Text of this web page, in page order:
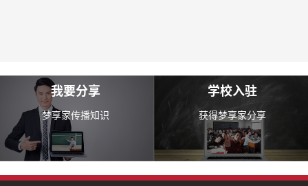
我要分享
梦享家传播知识
学校入驻
获得梦享家分享